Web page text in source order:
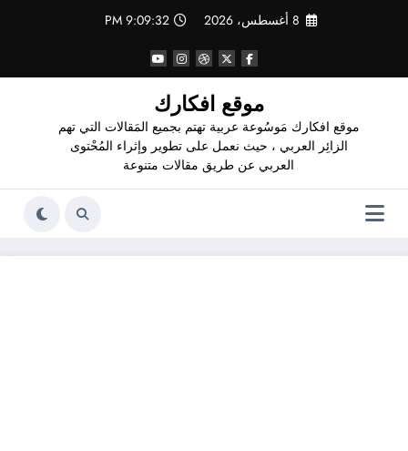
8 أغسطس، 2026 9:09:33 PM
موقع افكارك
موقع افكارك مَوسُوعة عربية تهتم بجميع المَقالات التي تهم
الزائِر العربي ، حيث نعمل على تطوير وإثراء المُحْتوى
العربي عن طريق مقالات متنوعة